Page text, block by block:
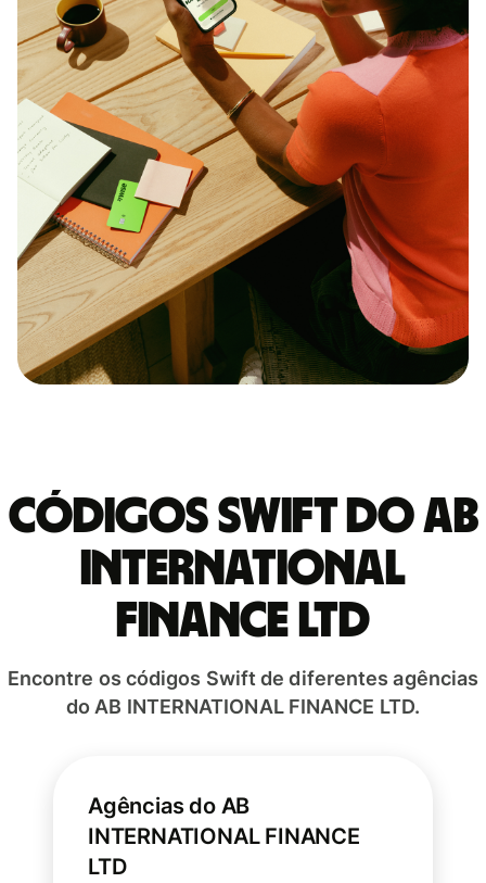
Códigos Swift do AB
INTERNATIONAL
FINANCE LTD
Encontre os códigos Swift de diferentes agências
do AB INTERNATIONAL FINANCE LTD.
Agências do AB
INTERNATIONAL FINANCE
LTD